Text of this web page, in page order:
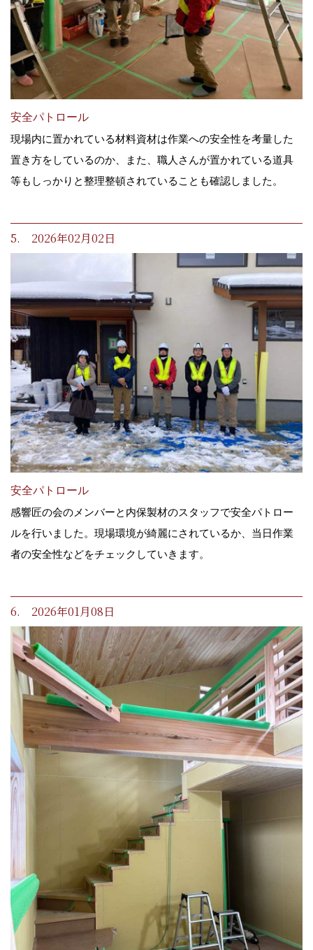
安全パトロール
現場内に置かれている材料資材は作業への安全性を考量した
置き方をしているのか、また、職人さんが置かれている道具
等もしっかりと整理整頓されていることも確認しました。
5. 2026年02月02日
安全パトロール
感響匠の会のメンバーと内保製材のスタッフで安全パトロー
ルを行いました。現場環境が綺麗にされているか、当日作業
者の安全性などをチェックしていきます。
6. 2026年01月08日